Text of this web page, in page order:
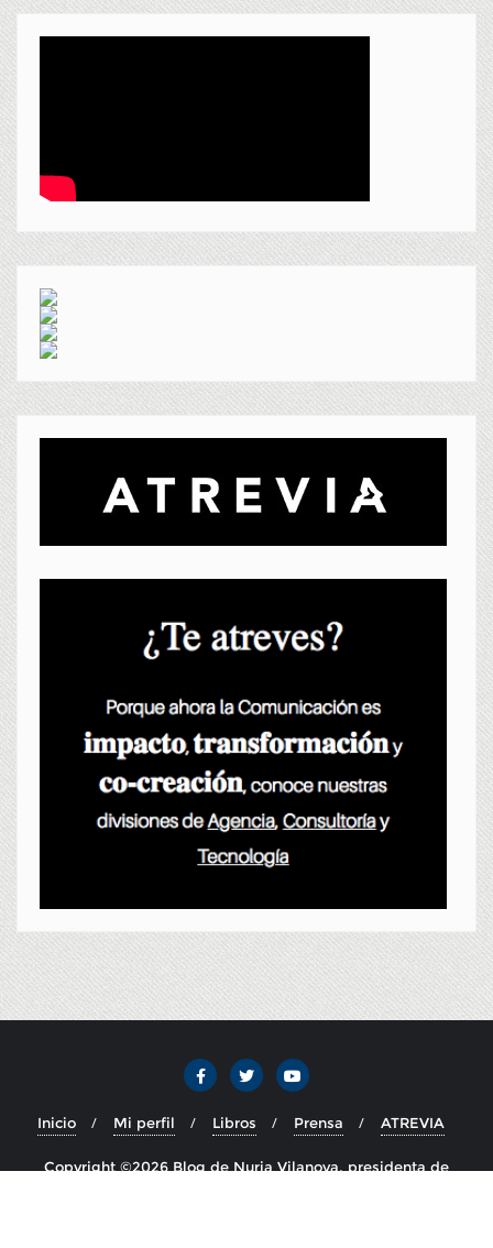
Inicio Mi perfil Libros Prensa ATREVIA
Copyright ©2026 Blog de Nuria Vilanova, presidenta de